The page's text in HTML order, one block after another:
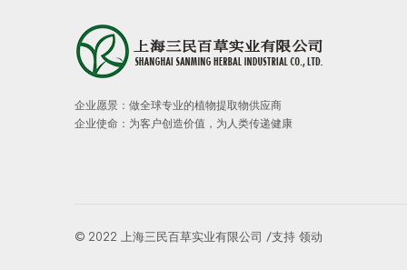
企业愿景：做全球专业的植物提取物供应商
企业使命：为客户创造价值，为人类传递健康
© 2022 上海三民百草实业有限公司 /支持 领动